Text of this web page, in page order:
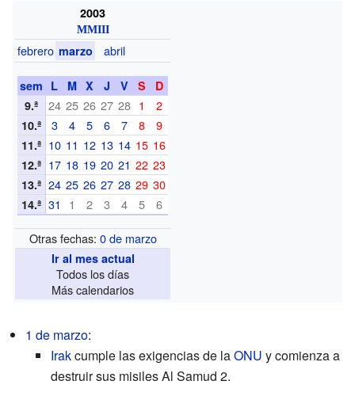
2003
MMIII
febrero marzo abril
sem L M X J V S
D
9.ª
24 25 26 27 28 1 2
10.ª 3 4 5 6 7 8 9
11.ª 10 11 12 13 14 15 16
12.ª 17 18 19 20 21 22 23
13.ª 24 25 26 27 28 29 30
14.ª 31 1 2 3 4 5 6
Otras fechas: 0 de marzo
Ir al mes actual
Todos los días
Más calendarios
1 de marzo:
Irakcumple las exigencias de laONU y comienza a
destruir sus misiles Al Samud 2.